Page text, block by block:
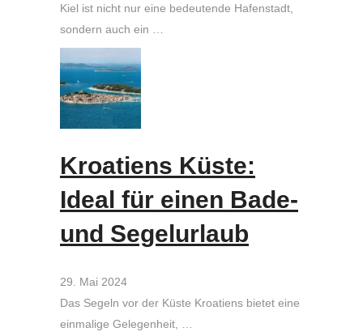
Kiel ist nicht nur eine bedeutende Hafenstadt,
sondern auch ein …
Kroatiens Küste:
Ideal für einen Bade-
und Segelurlaub
29. Mai 2024
Das Segeln vor der Küste Kroatiens bietet eine
einmalige Gelegenheit, …